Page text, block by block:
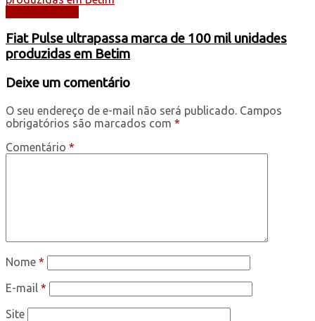
Fiat Pulse ultrapassa marca de 100 mil unidades
produzidas em Betim
Deixe um comentário
O seu endereço de e-mail não será publicado. Campos
obrigatórios são marcados com *
Comentário *
Nome *
E-mail *
Site